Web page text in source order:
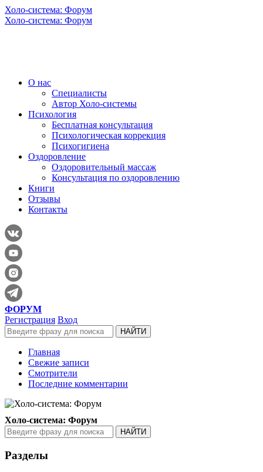
Холо-система: Форум
Холо-система: Форум
О нас
Специалисты
Автор Холо-системы
Психология
Бесплатная консультация
Психологическая коррекция
Психогигиена
Оздоровление
Оздоровительный массаж
Консультация по оздоровлению
Книги
Отзывы
Контакты
ФОРУМ
Регистрация Вход
Главная
Свежие записи
Смотрители
Последние комментарии
Холо-система: Форум
Разделы